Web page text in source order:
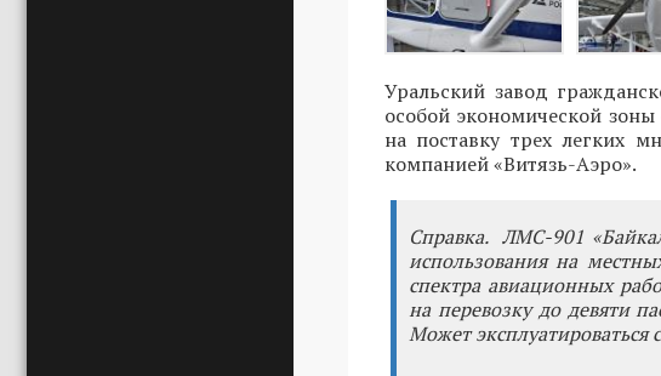
Уральский завод
особой экономической
на поставку трех легких
компанией «Витязь-Аэро».
Справка. ЛМС-901
использования на
спектра авиационных
на перевозку до девяти
Может эксплуатироваться